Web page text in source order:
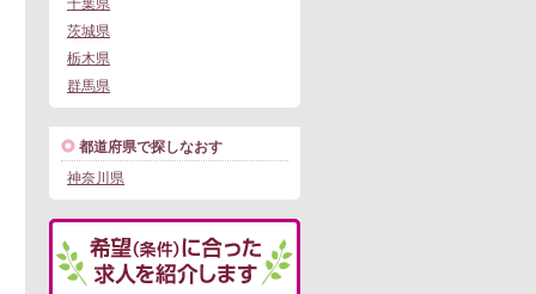
この求人にフォームで問い合わせる
千葉県
茨城県
栃木県
群馬県
都道府県で探しなおす
神奈川県